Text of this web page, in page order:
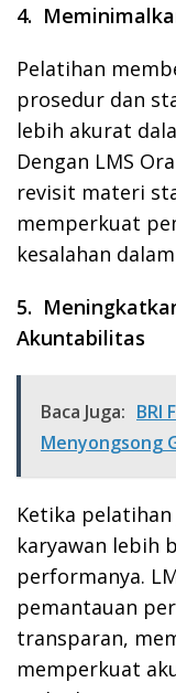
4.
Pelatihan
prosedur dan
lebih akurat
Dengan LMS
revisit materi
memperkuat
kesalahan
5.
Akuntabilitas
Baca Juga: BRI
Menyongsong
Ketika
karyawan lebih
performanya.
pemantauan
transparan,
memperkuat